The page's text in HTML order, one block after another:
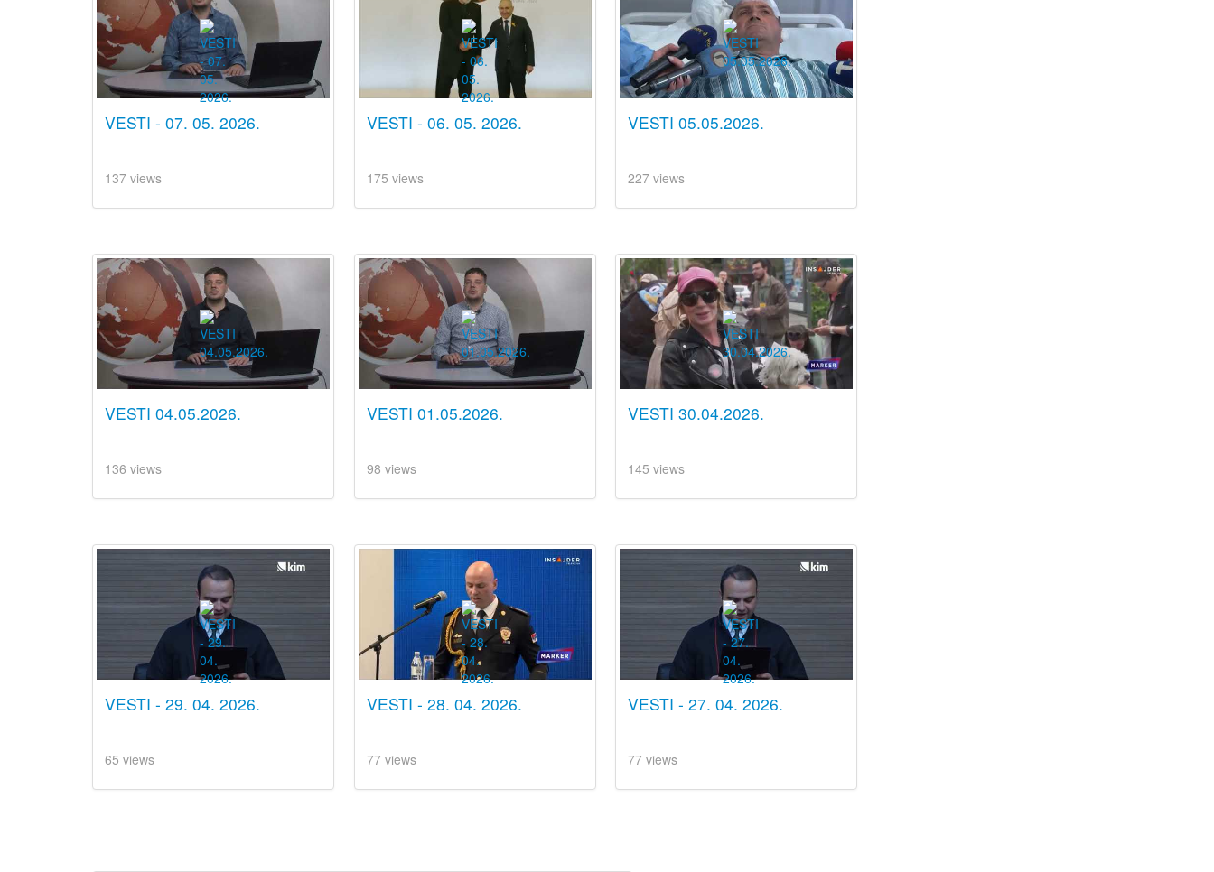
VESTI - 07. 05. 2026.
137 views
VESTI - 06. 05. 2026.
175 views
VESTI 05.05.2026.
227 views
VESTI 04.05.2026.
136 views
VESTI 01.05.2026.
98 views
VESTI 30.04.2026.
145 views
VESTI - 29. 04. 2026.
65 views
VESTI - 28. 04. 2026.
77 views
VESTI - 27. 04. 2026.
77 views